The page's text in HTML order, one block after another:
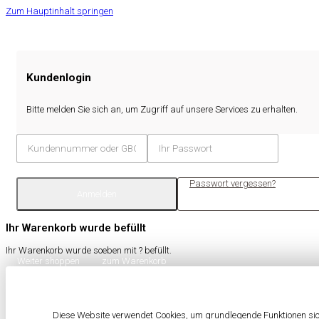
Zum Hauptinhalt springen
Kundenlogin
Bitte melden Sie sich an, um Zugriff auf unsere Services zu erhalten.
Passwort vergessen?
Ihr Warenkorb wurde befüllt
Ihr Warenkorb wurde soeben mit ? befüllt.
Weiter shoppen
zum Warenkorb
Diese Website verwendet Cookies, um grundlegende Funktionen